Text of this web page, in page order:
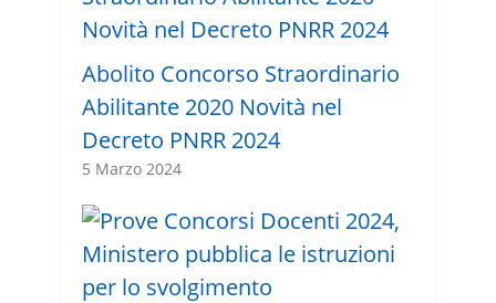
Abolito Concorso Straordinario
Abilitante 2020 Novità nel
Decreto PNRR 2024
5 Marzo 2024